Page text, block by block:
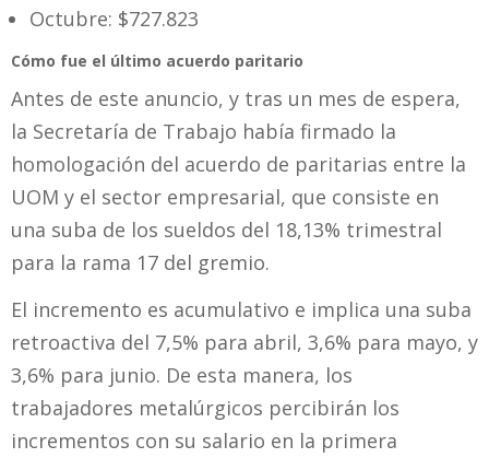
Octubre: $727.823
Cómo fue el último acuerdo paritario
Antes de este anuncio, y tras un mes de espera,
la Secretaría de Trabajo había firmado la
homologación del acuerdo de paritarias entre la
UOM y el sector empresarial, que consiste en
una suba de los sueldos del 18,13% trimestral
para la rama 17 del gremio.
El incremento es acumulativo e implica una suba
retroactiva del 7,5% para abril, 3,6% para mayo, y
3,6% para junio. De esta manera, los
trabajadores metalúrgicos percibirán los
incrementos con su salario en la primera